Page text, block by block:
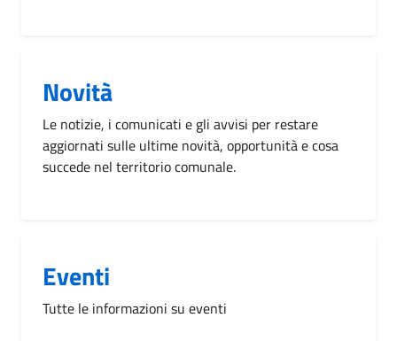
Novità
Le notizie, i comunicati e gli avvisi per restare
aggiornati sulle ultime novità, opportunità e cosa
succede nel territorio comunale.
Eventi
Tutte le informazioni su eventi